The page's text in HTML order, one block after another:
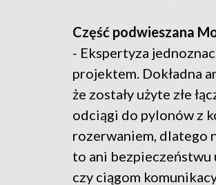
Część podwieszana
- Ekspertyza
projektem. Dokładna
że zostały użyte złe
odciągi do pylonów z
rozerwaniem, dlatego
to ani bezpieczeństwu
czy ciągom